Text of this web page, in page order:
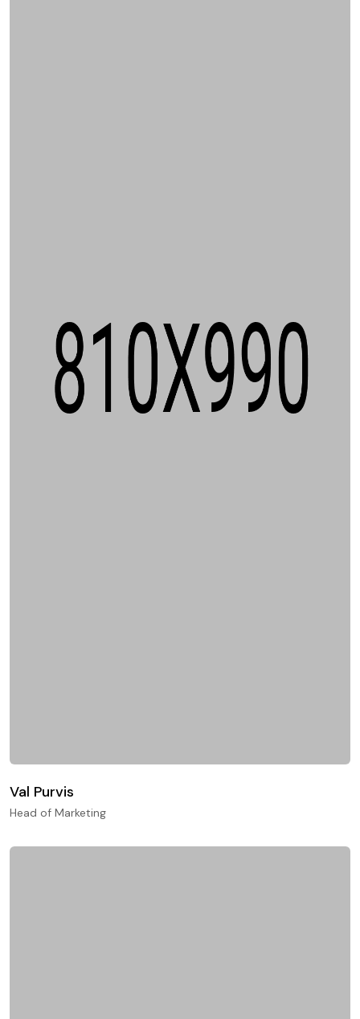
Val Purvis
Head of Marketing